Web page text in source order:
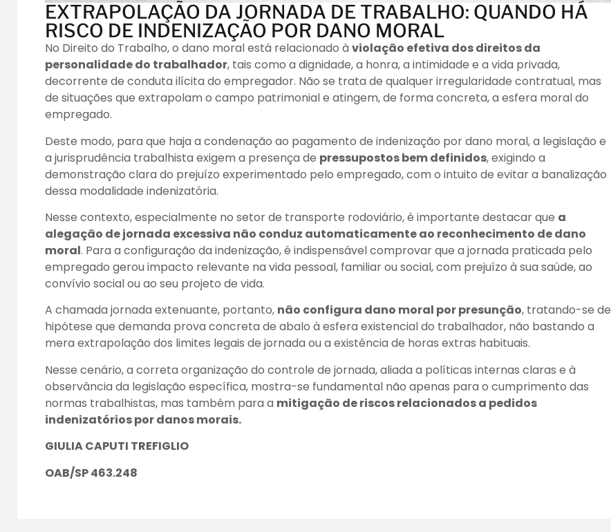
EXTRAPOLAÇÃO DA JORNADA DE TRABALHO: QUANDO HÁ
RISCO DE INDENIZAÇÃO POR DANO MORAL
No Direito do Trabalho, o dano moral está relacionado à violação efetiva dos direitos da
personalidade do trabalhador, tais como a dignidade, a honra, a intimidade e a vida privada,
decorrente de conduta ilícita do empregador. Não se trata de qualquer irregularidade contratual, mas
de situações que extrapolam o campo patrimonial e atingem, de forma concreta, a esfera moral do
empregado.
Deste modo, para que haja a condenação ao pagamento de indenização por dano moral, a legislação e
a jurisprudência trabalhista exigem a presença de pressupostos bem definidos, exigindo a
demonstração clara do prejuízo experimentado pelo empregado, com o intuito de evitar a banalização
dessa modalidade indenizatória.
Nesse contexto, especialmente no setor de transporte rodoviário, é importante destacar que a
alegação de jornada excessiva não conduz automaticamente ao reconhecimento de dano
moral. Para a configuração da indenização, é indispensável comprovar que a jornada praticada pelo
empregado gerou impacto relevante na vida pessoal, familiar ou social, com prejuízo à sua saúde, ao
convívio social ou ao seu projeto de vida.
A chamada jornada extenuante, portanto, não configura dano moral por presunção, tratando-se de
hipótese que demanda prova concreta de abalo à esfera existencial do trabalhador, não bastando a
mera extrapolação dos limites legais de jornada ou a existência de horas extras habituais.
Nesse cenário, a correta organização do controle de jornada, aliada a políticas internas claras e à
observância da legislação específica, mostra-se fundamental não apenas para o cumprimento das
normas trabalhistas, mas também para a mitigação de riscos relacionados a pedidos
indenizatórios por danos morais.
GIULIA CAPUTI TREFIGLIO
OAB/SP 463.248